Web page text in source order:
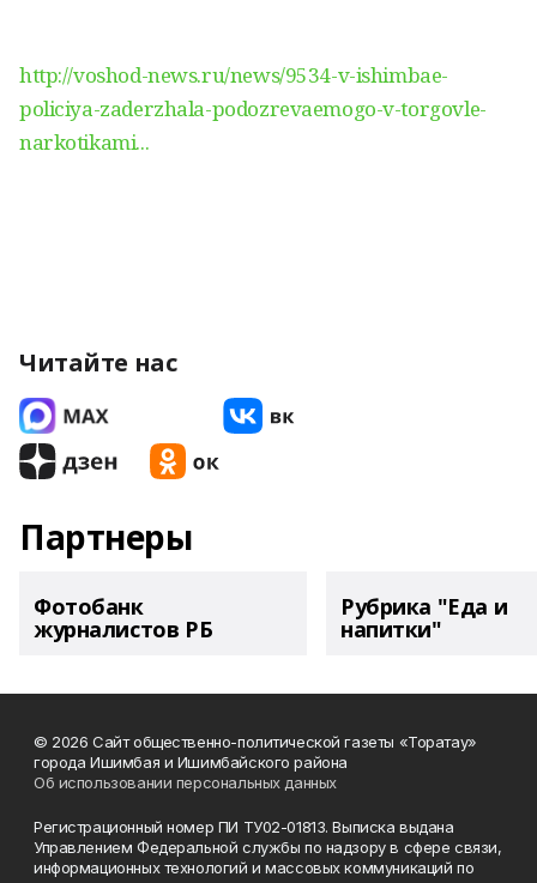
http://voshod-news.ru/news/9534-v-ishimbae-
policiya-zaderzhala-podozrevaemogo-v-torgovle-
narkotikami...
Читайте нас
Партнеры
Фотобанк
журналистов РБ
Рубрика "Еда и
напитки"
© 2026 Сайт общественно-политической газеты «Торатау»
города Ишимбая и Ишимбайского района
Об использовании персональных данных
Регистрационный номер ПИ ТУ02-01813. Выписка выдана
Управлением Федеральной службы по надзору в сфере связи,
информационных технологий и массовых коммуникаций по